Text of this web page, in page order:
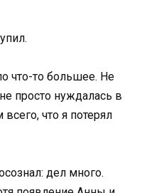
что-то большее. Не
просто нуждалась в
что я потерял
дел много.